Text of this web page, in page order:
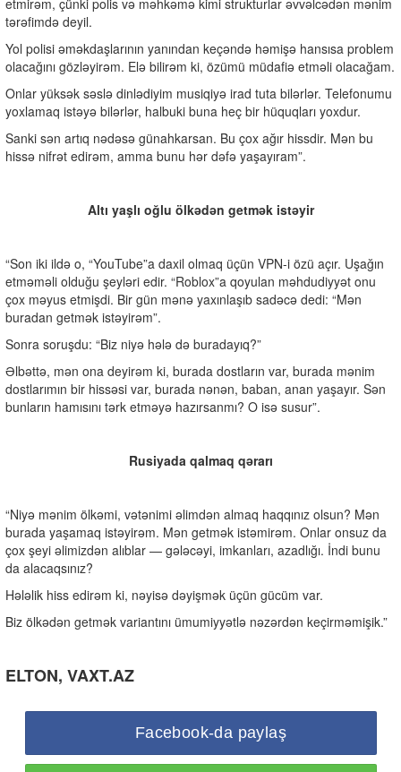
etmirəm, çünki polis və məhkəmə kimi strukturlar əvvəlcədən mənim
tərəfimdə deyil.
Yol polisi əməkdaşlarının yanından keçəndə həmişə hansısa problem
olacağını gözləyirəm. Elə bilirəm ki, özümü müdafiə etməli olacağam.
Onlar yüksək səslə dinlədiyim musiqiyə irad tuta bilərlər. Telefonumu
yoxlamaq istəyə bilərlər, halbuki buna heç bir hüquqları yoxdur.
Sanki sən artıq nədəsə günahkarsan. Bu çox ağır hissdir. Mən bu
hissə nifrət edirəm, amma bunu hər dəfə yaşayıram”.
Altı yaşlı oğlu ölkədən getmək istəyir
“Son iki ildə o, “YouTube”a daxil olmaq üçün VPN-i özü açır. Uşağın
etməməli olduğu şeyləri edir. “Roblox”a qoyulan məhdudiyyət onu
çox məyus etmişdi. Bir gün mənə yaxınlaşıb sadəcə dedi: “Mən
buradan getmək istəyirəm”.
Sonra soruşdu: “Biz niyə hələ də buradayıq?”
Əlbəttə, mən ona deyirəm ki, burada dostların var, burada mənim
dostlarımın bir hissəsi var, burada nənən, baban, anan yaşayır. Sən
bunların hamısını tərk etməyə hazırsanmı? O isə susur”.
Rusiyada qalmaq qərarı
“Niyə mənim ölkəmi, vətənimi əlimdən almaq haqqınız olsun? Mən
burada yaşamaq istəyirəm. Mən getmək istəmirəm. Onlar onsuz da
çox şeyi əlimizdən alıblar — gələcəyi, imkanları, azadlığı. İndi bunu
da alacaqsınız?
Hələlik hiss edirəm ki, nəyisə dəyişmək üçün gücüm var.
Biz ölkədən getmək variantını ümumiyyətlə nəzərdən keçirməmişik.”
ELTON, VAXT.AZ
Facebook-da paylaş